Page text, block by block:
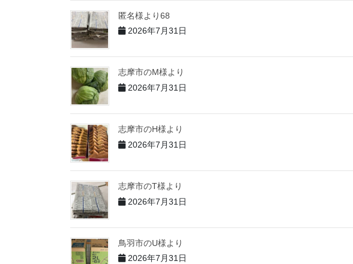
匿名様より68
2026年7月31日
志摩市のM様より
2026年7月31日
志摩市のH様より
2026年7月31日
志摩市のT様より
2026年7月31日
鳥羽市のU様より
2026年7月31日